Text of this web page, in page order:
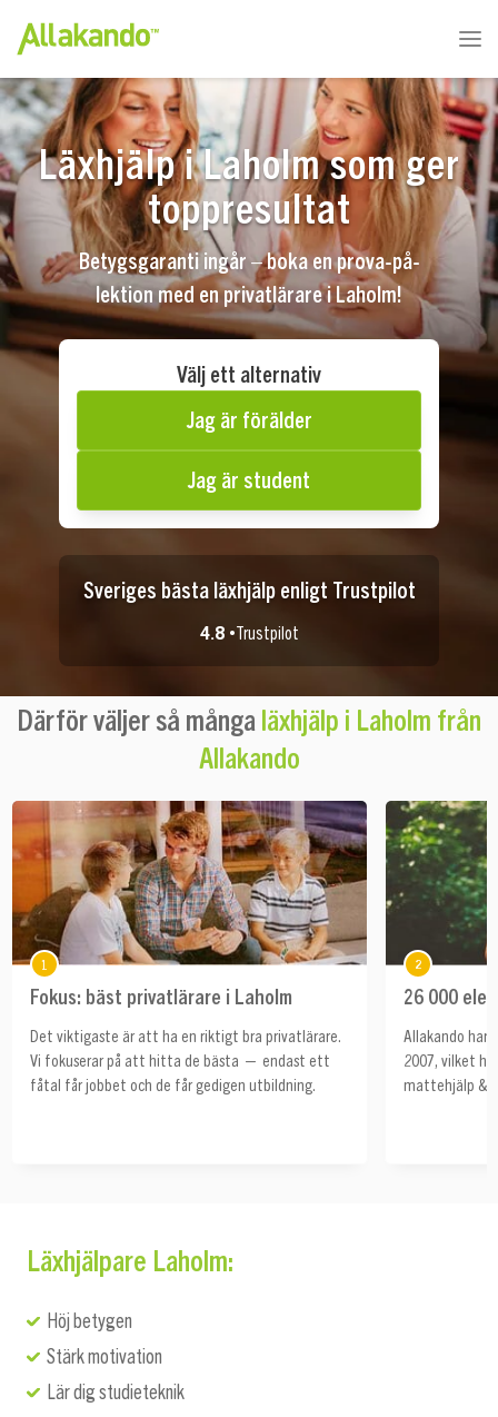
Läxhjälp i Laholm som ger
toppresultat
Betygsgaranti ingår – boka en prova-på-
lektion med en privatlärare i Laholm!
Välj ett alternativ
Jag är förälder
Jag är student
Sveriges bästa läxhjälp enligt Trustpilot
4.8 •Trustpilot
Därför väljer så många läxhjälp i Laholm från
Allakando
1
Fokus: bäst privatlärare i Laholm
Det viktigaste är att ha en riktigt bra privatlärare.
Vi fokuserar på att hitta de bästa — endast ett
fåtal får jobbet och de får gedigen utbildning.
2
26 000
Allakando har
2007, vilket
mattehjälp &
Läxhjälpare Laholm:
Höj betygen
Stärk motivation
Lär dig studieteknik